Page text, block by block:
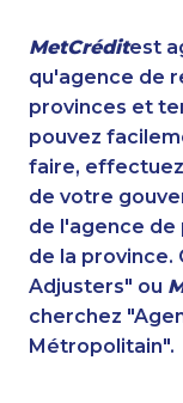
MetCréditest
qu'agence de
provinces et
pouvez
faire,
de votre
de l'agence
de la
Adjusters" ou
cherchez
Métropolitain".